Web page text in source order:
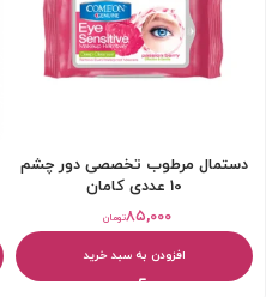
دستمال مرطوب تخصصی دور چشم
10 عددی کامان
تومان۸۵,۰۰۰
افزودن به سبد خرید